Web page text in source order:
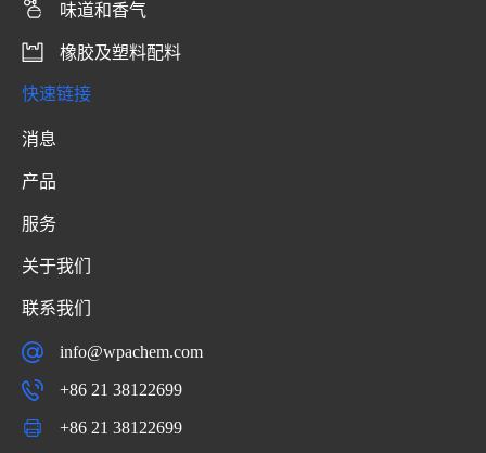
味道和香气
橡胶及塑料配料
快速链接
消息
产品
服务
关于我们
联系我们
info@wpachem.com
+86 21 38122699
+86 21 38122699